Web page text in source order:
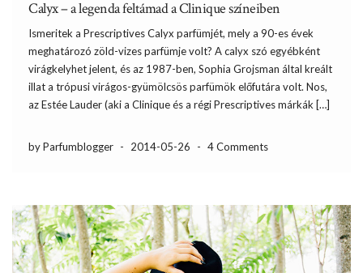
Calyx – a legenda feltámad a Clinique színeiben
Ismeritek a Prescriptives Calyx parfümjét, mely a 90-es évek
meghatározó zöld-vizes parfümje volt? A calyx szó egyébként
virágkelyhet jelent, és az 1987-ben, Sophia Grojsman által kreált
illat a trópusi virágos-gyümölcsös parfümök előfutára volt. Nos,
az Estée Lauder (aki a Clinique és a régi Prescriptives márkák […]
by Parfumblogger - 2014-05-26 - 4 Comments